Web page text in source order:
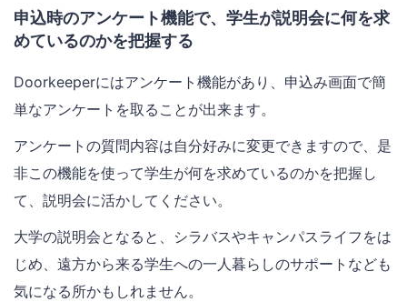
申込時のアンケート機能で、学生が説明会に何を求
めているのかを把握する
Doorkeeperにはアンケート機能があり、申込み画面で簡
単なアンケートを取ることが出来ます。
アンケートの質問内容は自分好みに変更できますので、是
非この機能を使って学生が何を求めているのかを把握し
て、説明会に活かしてください。
大学の説明会となると、シラバスやキャンパスライフをは
じめ、遠方から来る学生への一人暮らしのサポートなども
気になる所かもしれません。